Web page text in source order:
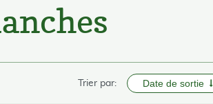
Trier par: Date de sortie